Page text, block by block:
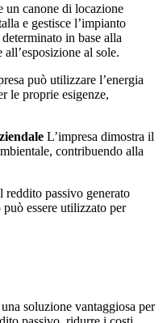
un canone di locazione
e gestisce l’impianto
in base alla
al sole.
può utilizzare l’energia
le proprie esigenze,
L’impresa dimostra il
contribuendo alla
reddito passivo generato
essere utilizzato per
soluzione vantaggiosa per